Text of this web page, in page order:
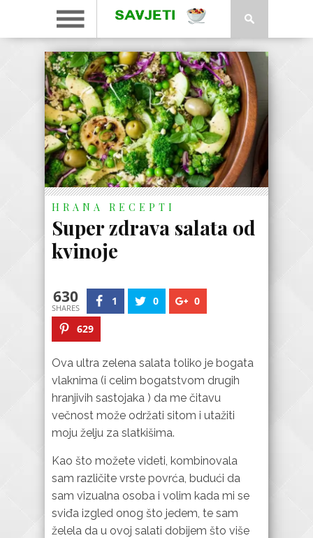
HRANA RECEPTI
Super zdrava salata od
kvinoje
630
SHARES
1 0 0
629
Ova ultra zelena salata toliko je bogata
vlaknima (i celim bogatstvom drugih
hranjivih sastojaka ) da me čitavu
večnost može održati sitom i utažiti
moju želju za slatkišima.
Kao što možete videti, kombinovala
sam različite vrste povrća, budući da
sam vizualna osoba i volim kada mi se
sviđa izgled onog što jedem, te sam
želela da u ovoj salati dobijem što više